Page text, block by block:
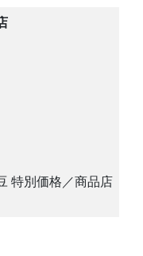
特別価格／商品店